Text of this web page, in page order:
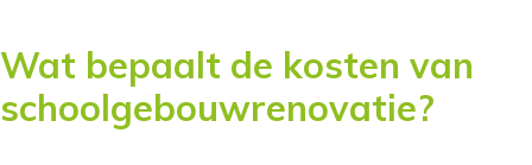
Wat bepaalt de kosten van
schoolgebouwrenovatie?